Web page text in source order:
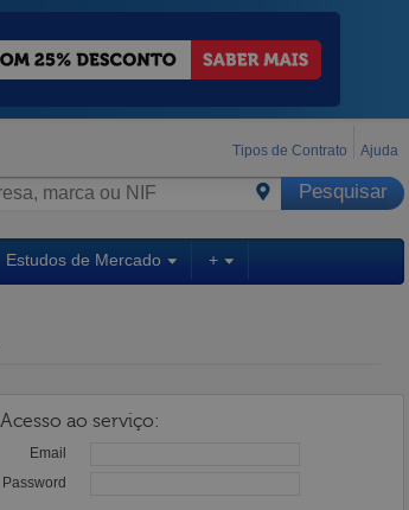
Tipos de Contrato Ajuda
Estudos de Mercado +
Acesso ao serviço:
Email
Password